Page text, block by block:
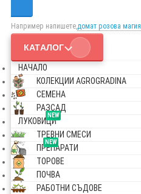
Например напишете,домат розова магия
КАТАЛОГ
НАЧАЛО
КОЛЕКЦИИ AGROGRADINA
СЕМЕНА
РАЗСАД
NEW
ЛУКОВИЦИ
ТРЕВНИ СМЕСИ
NEW
ПРЕПАРАТИ
ТОРОВЕ
ПОЧВА
РАБОТНИ СЪДОВЕ